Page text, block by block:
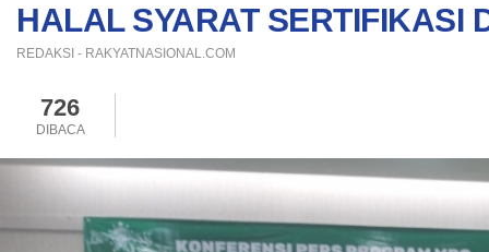
HALAL SYARAT SERTIFIKASI
REDAKSI - RAKYATNASIONAL.COM
726
DIBACA